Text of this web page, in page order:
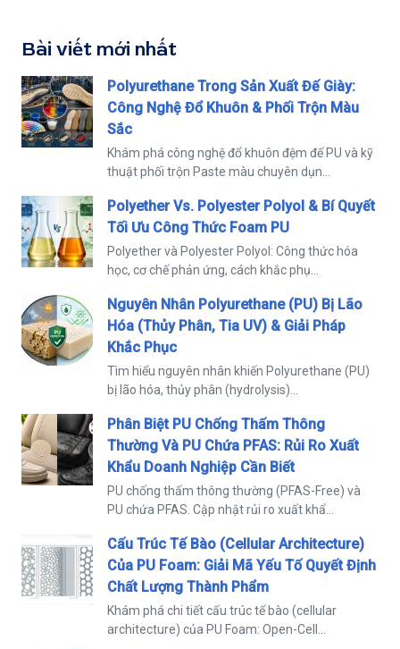
Bài viết mới nhất
Polyurethane Trong Sản Xuất Đế Giày:
Công Nghệ Đổ Khuôn & Phối Trộn Màu
Sắc
Khám phá công nghệ đổ khuôn đệm đế PU và kỹ
thuật phối trộn Paste màu chuyên dụn...
Polyether Vs. Polyester Polyol & Bí Quyết
Tối Ưu Công Thức Foam PU
Polyether và Polyester Polyol: Công thức hóa
học, cơ chế phản ứng, cách khắc phụ...
Nguyên Nhân Polyurethane (PU) Bị Lão
Hóa (Thủy Phân, Tia UV) & Giải Pháp
Khắc Phục
Tìm hiểu nguyên nhân khiến Polyurethane (PU)
bị lão hóa, thủy phân (hydrolysis)...
Phân Biệt PU Chống Thấm Thông
Thường Và PU Chứa PFAS: Rủi Ro Xuất
Khẩu Doanh Nghiệp Cần Biết
PU chống thấm thông thường (PFAS-Free) và
PU chứa PFAS. Cập nhật rủi ro xuất khẩ...
Cấu Trúc Tế Bào (Cellular Architecture)
Của PU Foam: Giải Mã Yếu Tố Quyết Định
Chất Lượng Thành Phẩm
Khám phá chi tiết cấu trúc tế bào (cellular
architecture) của PU Foam: Open-Cell...